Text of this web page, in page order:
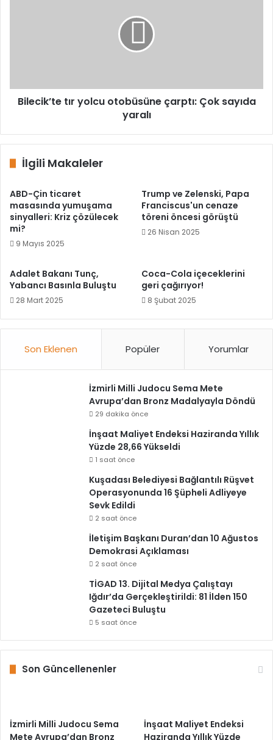
Bilecik’te tır yolcu otobüsüne çarptı: Çok sayıda
yaralı
İlgili Makaleler
ABD-Çin ticaret
masasında yumuşama
sinyalleri: Kriz çözülecek
mi?
9 Mayıs 2025
Trump ve Zelenski, Papa
Franciscus'un cenaze
töreni öncesi görüştü
26 Nisan 2025
Adalet Bakanı Tunç,
Yabancı Basınla Buluştu
28 Mart 2025
Coca-Cola içeceklerini
geri çağırıyor!
8 Şubat 2025
Son Eklenen Popüler Yorumlar
İzmirli Milli Judocu Sema Mete
Avrupa’dan Bronz Madalyayla Döndü
29 dakika önce
İnşaat Maliyet Endeksi Haziranda Yıllık
Yüzde 28,66 Yükseldi
1 saat önce
Kuşadası Belediyesi Bağlantılı Rüşvet
Operasyonunda 16 Şüpheli Adliyeye
Sevk Edildi
2 saat önce
İletişim Başkanı Duran’dan 10 Ağustos
Demokrasi Açıklaması
2 saat önce
TİGAD 13. Dijital Medya Çalıştayı
Iğdır’da Gerçekleştirildi: 81 İlden 150
Gazeteci Buluştu
5 saat önce
Son Güncellenenler
İzmirli Milli Judocu Sema
Mete Avrupa’dan Bronz
İnşaat Maliyet Endeksi
Haziranda Yıllık Yüzde